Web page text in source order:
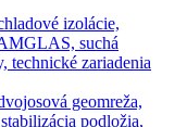
izolácie,
suchá
technické zariadenia
geomreža,
podložia,